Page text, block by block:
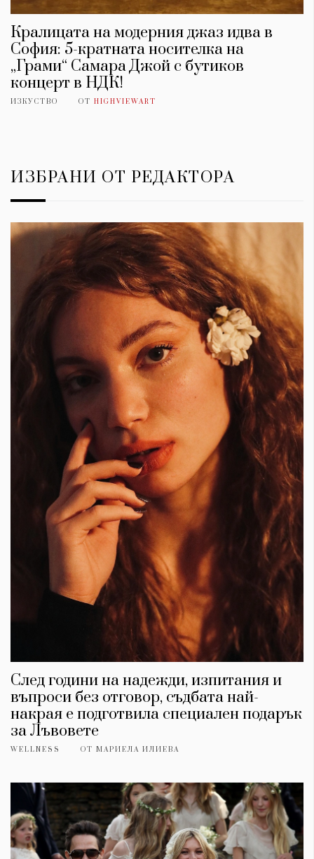
Кралицата на модерния джаз идва в
София: 5-кратната носителка на
„Грами“ Самара Джой с бутиков
концерт в НДК!
ИЗКУСТВО ОТ HIGHVIEWART
ИЗБРАНИ ОТ РЕДАКТОРА
След години на надежди, изпитания и
въпроси без отговор, съдбата най-
накрая е подготвила специален подарък
за Лъвовете
WELLNESS ОТ МАРИЕЛА ИЛИЕВА